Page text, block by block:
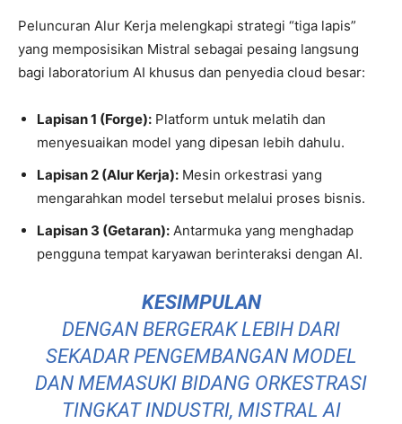
Peluncuran Alur Kerja melengkapi strategi “tiga lapis”
yang memposisikan Mistral sebagai pesaing langsung
bagi laboratorium AI khusus dan penyedia cloud besar:
Lapisan 1 (Forge): Platform untuk melatih dan
menyesuaikan model yang dipesan lebih dahulu.
Lapisan 2 (Alur Kerja): Mesin orkestrasi yang
mengarahkan model tersebut melalui proses bisnis.
Lapisan 3 (Getaran): Antarmuka yang menghadap
pengguna tempat karyawan berinteraksi dengan AI.
KESIMPULAN
DENGAN BERGERAK LEBIH DARI
SEKADAR PENGEMBANGAN MODEL
DAN MEMASUKI BIDANG ORKESTRASI
TINGKAT INDUSTRI, MISTRAL AI